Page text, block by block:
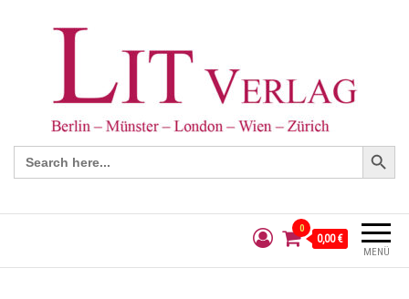
Search
for:
Search Button
MENÜ
0
0,00 €